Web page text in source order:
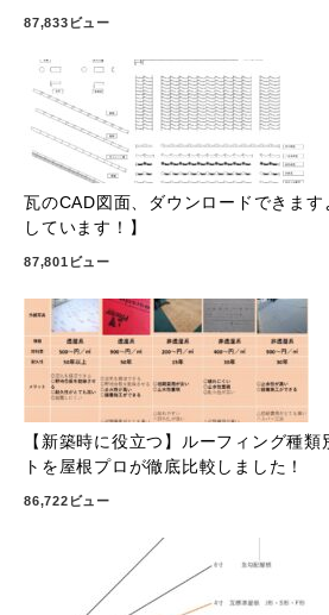
87,833ビュー
瓦のCAD図面、ダウンロードできま
しています！】
87,801ビュー
【新築時に役立つ】ルーフィング種
トを屋根プロが徹底比較しました！
86,722ビュー